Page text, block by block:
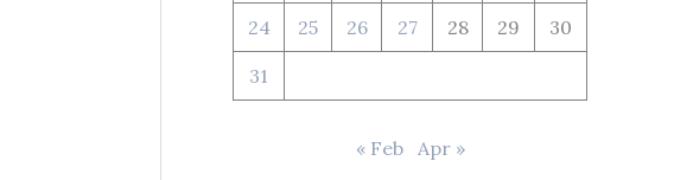
24 25 26 27 28 29 30
31
« Feb Apr »